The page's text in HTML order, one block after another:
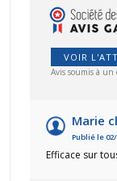
VOIR
Avis soumis à un
Marie
Publié le
Efficace sur